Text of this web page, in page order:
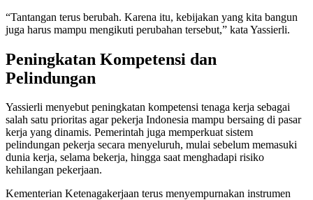
“Tantangan terus berubah. Karena itu, kebijakan yang kita bangun
juga harus mampu mengikuti perubahan tersebut,” kata Yassierli.
Peningkatan Kompetensi dan
Pelindungan
Yassierli menyebut peningkatan kompetensi tenaga kerja sebagai
salah satu prioritas agar pekerja Indonesia mampu bersaing di pasar
kerja yang dinamis. Pemerintah juga memperkuat sistem
pelindungan pekerja secara menyeluruh, mulai sebelum memasuki
dunia kerja, selama bekerja, hingga saat menghadapi risiko
kehilangan pekerjaan.
Kementerian Ketenagakerjaan terus menyempurnakan instrumen